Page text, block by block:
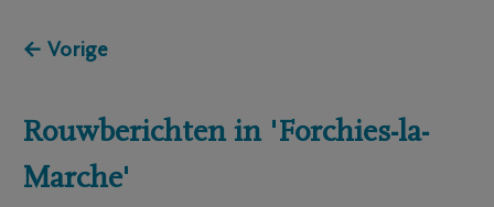
← Vorige
Rouwberichten in 'Forchies-la-
Marche'